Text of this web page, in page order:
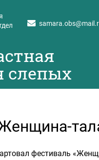
слепых
фестиваль